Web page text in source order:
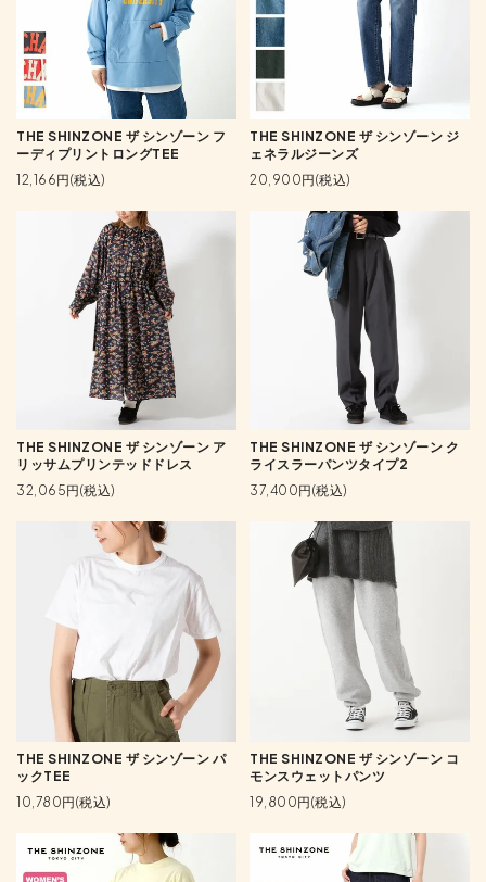
THE SHINZONE ザ シンゾーン フ
ーディプリントロングTEE
12,166円(税込)
THE SHINZONE ザ シンゾーン ジ
ェネラルジーンズ
20,900円(税込)
THE SHINZONE ザ シンゾーン ア
リッサムプリンテッドドレス
32,065円(税込)
THE SHINZONE ザ シンゾーン ク
ライスラーパンツタイプ2
37,400円(税込)
THE SHINZONE ザ シンゾーン パ
ックTEE
10,780円(税込)
THE SHINZONE ザ シンゾーン コ
モンスウェットパンツ
19,800円(税込)